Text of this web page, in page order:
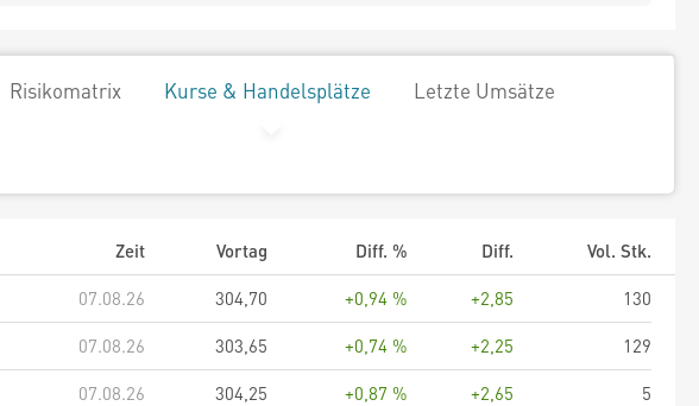
Risikomatrix Kurse & Handelsplätze Letzte Umsätze
Zeit Vortag Diff. % Diff.
Vol. Stk.
07.08.26 304,70 +0,94 % +2,85
130
07.08.26 303,65 +0,74 % +2,25
129
07.08.26 304,25 +0,87 % +2,65
5